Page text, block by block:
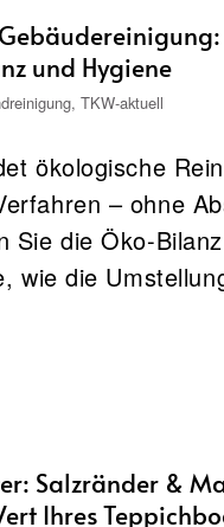
und Hygiene
, TKW-aktuell
ökologische
– ohne
Sie die Öko-
wie die
Salzränder &
Ihres